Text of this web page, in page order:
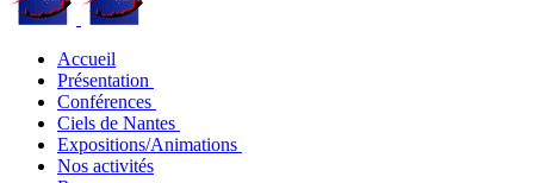
Accueil
Présentation
Conférences
Ciels de Nantes
Expositions/Animations
Nos activités